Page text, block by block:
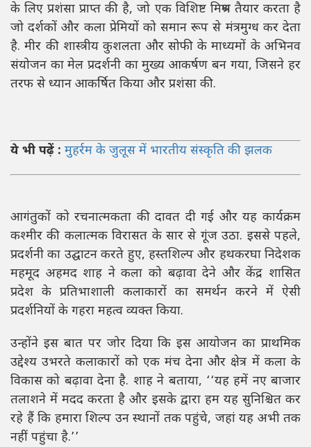
के लिए प्रशंसा प्राप्त की है, जो एक विशिष्ट मिश्रण तैयार करता है
जो दर्शकों और कला प्रेमियों को समान रूप से मंत्रमुग्ध कर देता
है. मीर की शास्त्रीय कुशलता और सोफी के माध्यमों के अभिनव
संयोजन का मेल प्रदर्शनी का मुख्य आकर्षण बन गया, जिसने हर
तरफ से ध्यान आकर्षित किया और प्रशंसा की.
ये भी पढ़ें : मुहर्रम के जुलूस में भारतीय संस्कृति की झलक
आगंतुकों को रचनात्मकता की दावत दी गई और यह कार्यक्रम
कश्मीर की कलात्मक विरासत के सार से गूंज उठा. इससे पहले,
प्रदर्शनी का उद्घाटन करते हुए, हस्तशिल्प और हथकरघा निदेशक
महमूद अहमद शाह ने कला को बढ़ावा देने और केंद्र शासित
प्रदेश के प्रतिभाशाली कलाकारों का समर्थन करने में ऐसी
प्रदर्शनियों के गहरा महत्व व्यक्त किया.
उन्होंने इस बात पर जोर दिया कि इस आयोजन का प्राथमिक
उद्देश्य उभरते कलाकारों को एक मंच देना और क्षेत्र में कला के
विकास को बढ़ावा देना है. शाह ने बताया, ‘‘यह हमें नए बाजार
तलाशने में मदद करता है और इसके द्वारा हम यह सुनिश्चित कर
रहे हैं कि हमारा शिल्प उन स्थानों तक पहुंचे, जहां यह अभी तक
नहीं पहुंचा है.’’